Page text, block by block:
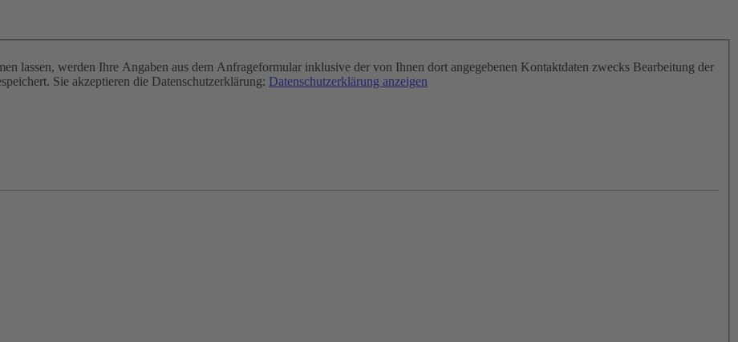
lassen, werden Ihre Angaben aus dem Anfrageformular inklusive der von Ihnen dort angegebenen Kontaktdaten zwecks Bearbeitung der
Sie akzeptieren die Datenschutzerklärung: Datenschutzerklärung anzeigen